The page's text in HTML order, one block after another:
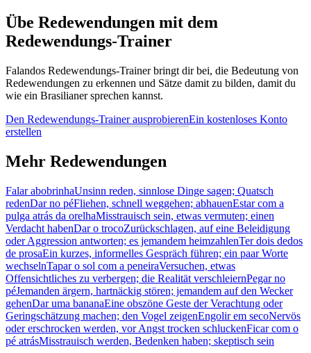
Übe Redewendungen mit dem
Redewendungs-Trainer
Falandos Redewendungs-Trainer bringt dir bei, die Bedeutung von
Redewendungen zu erkennen und Sätze damit zu bilden, damit du
wie ein Brasilianer sprechen kannst.
Den Redewendungs-Trainer ausprobierenEin kostenloses Konto
erstellen
Mehr Redewendungen
Falar abobrinhaUnsinn reden, sinnlose Dinge sagen; Quatsch
redenDar no péFliehen, schnell weggehen; abhauenEstar com a
pulga atrás da orelhaMisstrauisch sein, etwas vermuten; einen
Verdacht habenDar o trocoZurückschlagen, auf eine Beleidigung
oder Aggression antworten; es jemandem heimzahlenTer dois dedos
de prosaEin kurzes, informelles Gespräch führen; ein paar Worte
wechselnTapar o sol com a peneiraVersuchen, etwas
Offensichtliches zu verbergen; die Realität verschleiernPegar no
péJemanden ärgern, hartnäckig stören; jemandem auf den Wecker
gehenDar uma bananaEine obszöne Geste der Verachtung oder
Geringschätzung machen; den Vogel zeigenEngolir em secoNervös
oder erschrocken werden, vor Angst trocken schluckenFicar com o
pé atrásMisstrauisch werden, Bedenken haben; skeptisch sein